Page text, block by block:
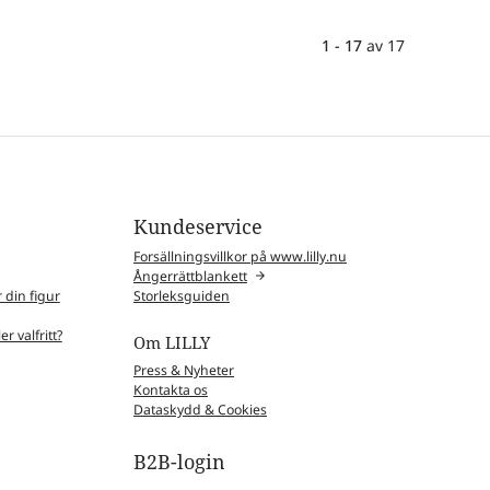
1 - 17 av 17
din figur
valfritt?
Kundeservice
Forsällningsvillkor på www.lilly.nu
Ångerrättblankett
Storleksguiden
Om LILLY
Press & Nyheter
Kontakta os
Dataskydd & Cookies
B2B-login